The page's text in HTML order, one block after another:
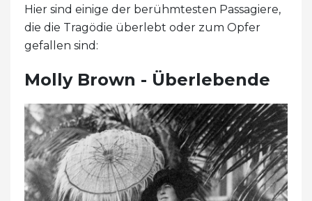
Hier sind einige der berühmtesten Passagiere,
die die Tragödie überlebt oder zum Opfer
gefallen sind:
Molly Brown - Überlebende